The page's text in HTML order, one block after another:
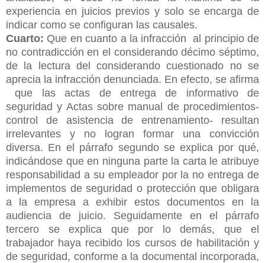
experiencia en juicios previos y solo se encarga de
indicar como se configuran las causales.
Cuarto: Que en cuanto a la infracción al principio de
no contradicción en el considerando décimo séptimo,
de la lectura del considerando cuestionado no se
aprecia la infracción denunciada. En efecto, se afirma
que las actas de entrega de informativo de
seguridad y Actas sobre manual de procedimientos-
control de asistencia de entrenamiento- resultan
irrelevantes y no logran formar una convicción
diversa. En el párrafo segundo se explica por qué,
indicándose que en ninguna parte la carta le atribuye
responsabilidad a su empleador por la no entrega de
implementos de seguridad o protección que obligara
a la empresa a exhibir estos documentos en la
audiencia de juicio. Seguidamente en el párrafo
tercero se explica que por lo demás, que el
trabajador haya recibido los cursos de habilitación y
de seguridad, conforme a la documental incorporada,